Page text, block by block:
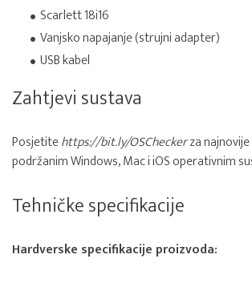
Scarlett 18i16
Vanjsko napajanje (strujni adapter)
USB kabel
Zahtjevi sustava
Posjetitehttps://bit.ly/OSCheckerza
podržanim Windows, Mac i iOS operativnim
Tehničke specifikacije
Hardverske specifikacije proizvoda: